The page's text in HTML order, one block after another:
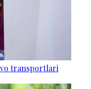
transportlari